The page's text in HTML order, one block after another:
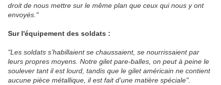
droit de nous mettre sur le même plan que ceux qui nous y ont
envoyés."
Sur l'équipement des soldats :
"Les soldats s’habillaient se chaussaient, se nourrissaient par
leurs propres moyens. Notre gilet pare-balles, on peut à peine le
soulever tant il est lourd, tandis que le gilet américain ne contient
aucune pièce métallique, il est fait d’une matière spéciale".